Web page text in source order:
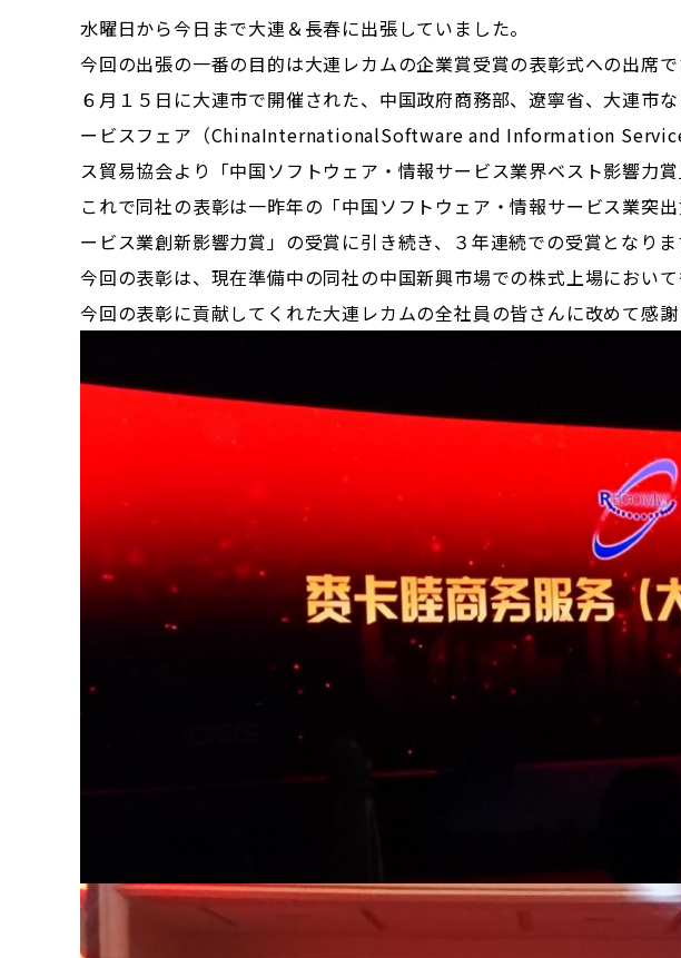
水曜日から今日まで大連＆長春に出張していました。
今回の出張の一番の目的は大連レカムの企業賞受賞の表彰式への出席で
６月１５日に大連市で開催された、中国政府商務部、遼寧省、大連市
ービスフェア（ChinaInternationalSoftware and Information
ス貿易協会より「中国ソフトウェア・情報サービス業界ベスト影響力賞
これで同社の表彰は一昨年の「中国ソフトウェア・情報サービス業突
ービス業創新影響力賞」の受賞に引き続き、３年連続での受賞となりま
今回の表彰は、現在準備中の同社の中国新興市場での株式上場におい
今回の表彰に貢献してくれた大連レカムの全社員の皆さんに改めて感謝